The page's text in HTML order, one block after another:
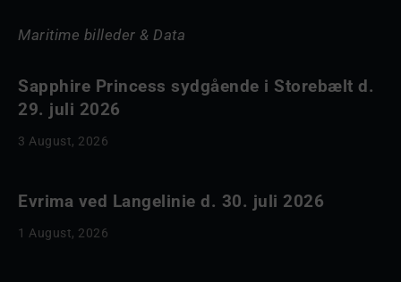
Maritime billeder & Data
Sapphire Princess sydgående i Storebælt d.
29. juli 2026
3 August, 2026
Evrima ved Langelinie d. 30. juli 2026
1 August, 2026